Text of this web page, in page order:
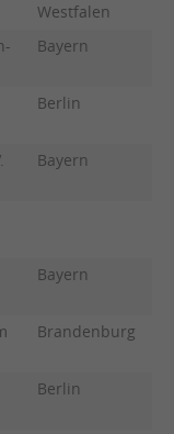
Westfalen
Bayern
Berlin
Bayern
Bayern
Brandenburg
Berlin